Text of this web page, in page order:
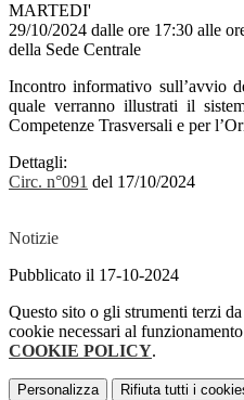
MARTEDI'
29/10/2024 dalle ore 17:30 alle
della Sede Centrale
Incontro informativo sull’avvio
quale verranno illustrati il
Competenze Trasversali e per
Dettagli:
Circ. n°091 del 17/10/2024
Notizie
Pubblicato il 17-10-2024
Questo sito o gli strumenti terzi
cookie necessari al
COOKIE POLICY.
Personalizza Rifiuta tutti i